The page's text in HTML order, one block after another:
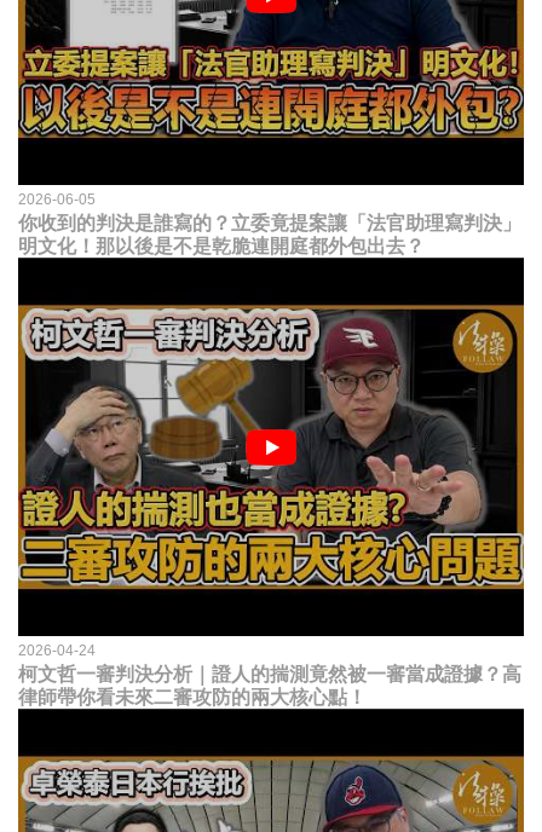
2026-06-05
你收到的判決是誰寫的？立委竟提案讓「法官助理寫判決」
明文化！那以後是不是乾脆連開庭都外包出去？
2026-04-24
柯文哲一審判決分析｜證人的揣測竟然被一審當成證據？高
律師帶你看未來二審攻防的兩大核心點！